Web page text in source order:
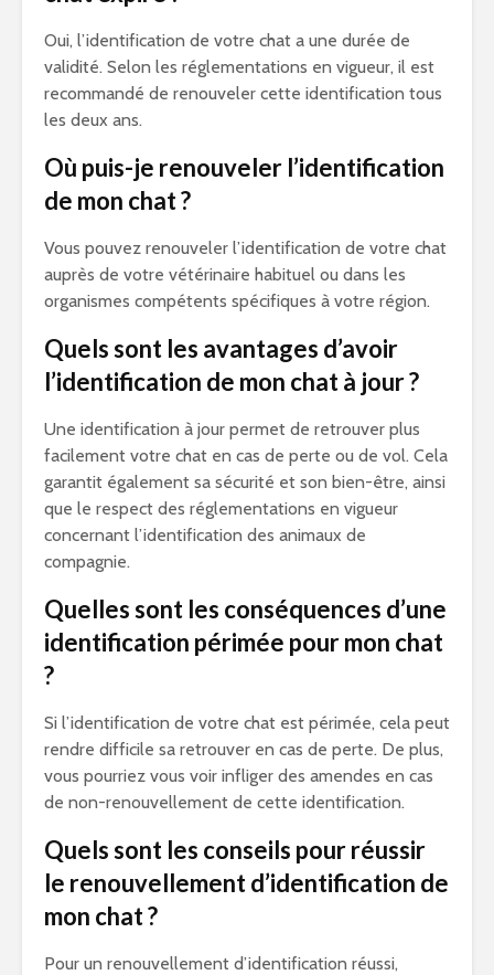
Oui, l’identification de votre chat a une durée de
validité. Selon les réglementations en vigueur, il est
recommandé de renouveler cette identification tous
les deux ans.
Où puis-je renouveler l’identification
de mon chat ?
Vous pouvez renouveler l’identification de votre chat
auprès de votre vétérinaire habituel ou dans les
organismes compétents spécifiques à votre région.
Quels sont les avantages d’avoir
l’identification de mon chat à jour ?
Une identification à jour permet de retrouver plus
facilement votre chat en cas de perte ou de vol. Cela
garantit également sa sécurité et son bien-être, ainsi
que le respect des réglementations en vigueur
concernant l’identification des animaux de
compagnie.
Quelles sont les conséquences d’une
identification périmée pour mon chat
?
Si l’identification de votre chat est périmée, cela peut
rendre difficile sa retrouver en cas de perte. De plus,
vous pourriez vous voir infliger des amendes en cas
de non-renouvellement de cette identification.
Quels sont les conseils pour réussir
le renouvellement d’identification de
mon chat ?
Pour un renouvellement d’identification réussi,